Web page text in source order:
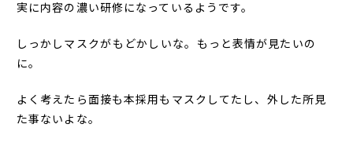
実に内容の濃い研修になっているようです。
しっかし マスクがもどかしいな。 もっと表情が見たいの
に。
よく考えたら面接も本採用もマスクしてたし、外した所見
た事ないよな。